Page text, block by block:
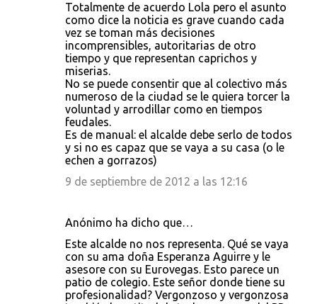
Totalmente de acuerdo Lola pero el asunto
como dice la noticia es grave cuando cada
vez se toman más decisiones
incomprensibles, autoritarias de otro
tiempo y que representan caprichos y
miserias.
No se puede consentir que al colectivo más
numeroso de la ciudad se le quiera torcer la
voluntad y arrodillar como en tiempos
feudales.
Es de manual: el alcalde debe serlo de todos
y si no es capaz que se vaya a su casa (o le
echen a gorrazos)
9 de septiembre de 2012 a las 12:16
Anónimo ha dicho que…
Este alcalde no nos representa. Qué se vaya
con su ama doña Esperanza Aguirre y le
asesore con su Eurovegas. Esto parece un
patio de colegio. Este señor donde tiene su
profesionalidad? Vergonzoso y vergonzosa